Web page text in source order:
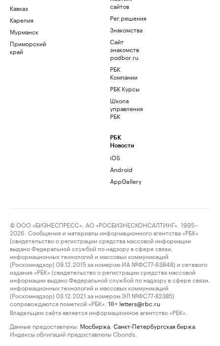
Кавказ
Карелия
Мурманск
Приморский
край
сайтов
Рег.решения
Знакомства
Сайт
знакомств
podbor.ru
РБК
Компании
РБК Курсы
Школа
управления
РБК
РБК
Новости
iOS
Android
AppGallery
© ООО «БИЗНЕСПРЕСС», АО «РОСБИЗНЕСКОНСАЛТИНГ», 1995–
2026. Сообщения и материалы информационного агентства «РБК»
(свидетельство о регистрации средства массовой информации
выдано Федеральной службой по надзору в сфере связи,
информационных технологий и массовых коммуникаций
(Роскомнадзор) 09.12.2015 за номером ИА №ФС77-63848) и сетевого
издания «РБК» (свидетельство о регистрации средства массовой
информации выдано Федеральной службой по надзору в сфере связи,
информационных технологий и массовых коммуникаций
(Роскомнадзор) 03.12.2021 за номером ЭЛ №ФС77-82385)
сопровождаются пометкой «РБК».
18+ letters@rbc.ru
Владельцем сайта является информационное агентство «РБК».
Данные предоставлены: Мосбиржа Санкт-Петербургская биржа
Индексы облигаций предоставлены Cbonds.